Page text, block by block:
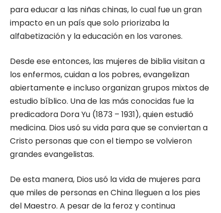
para educar a las niñas chinas, lo cual fue un gran
impacto en un país que solo priorizaba la
alfabetización y la educación en los varones.
Desde ese entonces, las mujeres de biblia visitan a
los enfermos, cuidan a los pobres, evangelizan
abiertamente e incluso organizan grupos mixtos de
estudio bíblico. Una de las más conocidas fue la
predicadora Dora Yu (1873 – 1931), quien estudió
medicina. Dios usó su vida para que se conviertan a
Cristo personas que con el tiempo se volvieron
grandes evangelistas.
De esta manera, Dios usó la vida de mujeres para
que miles de personas en China lleguen a los pies
del Maestro. A pesar de la feroz y continua